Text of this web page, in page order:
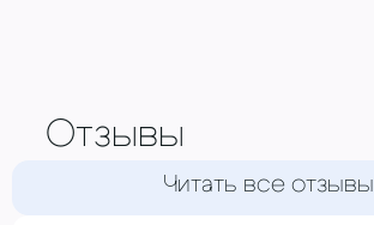
Отзывы
Читать все отзывы